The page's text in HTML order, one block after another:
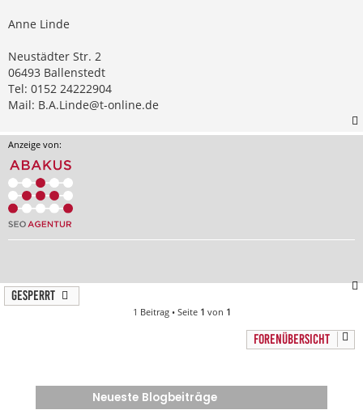
Anne Linde
Neustädter Str. 2
06493 Ballenstedt
Tel: 0152 24222904
Mail: B.A.Linde@t-online.de
Anzeige von:
Gesperrt
1 Beitrag • Seite 1 von 1
FORENÜBERSICHT
Neueste Blogbeiträge